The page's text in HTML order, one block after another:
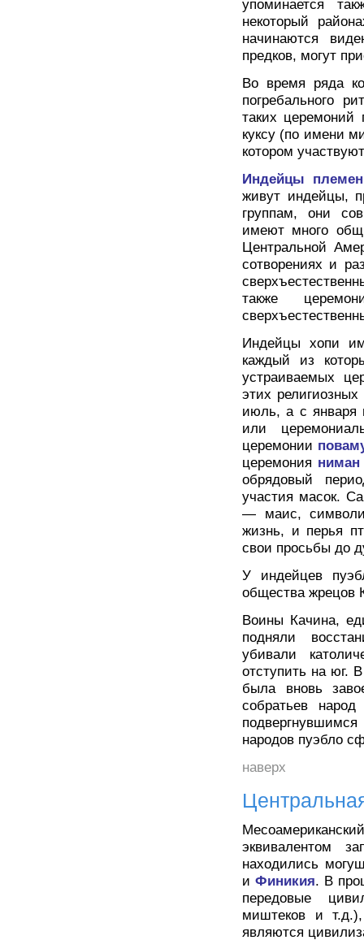
упоминается
некоторый
начинаются
предков, могут
Во время ряда
погребального
таких церемоний
куксу (по имени
котором
Индейцы
живут индейцы,
группам, они
имеют много
Центральной
сотворениях и
также
Индейцы хопи
каждый из
устраиваемых
этих
июль, а с января
или
церемонии
церемония ниман
обрядовый
участия масок.
— маис,
жизнь, и перья
свои просьбы до
У индейцев
общества жрецов
Воины Качина,
подняли
убивали
отступить на юг.
была вновь
собратьев
народов пуэбло
наверх
эквивалентом
находились
и Финикия. В
передовые
миштеков и
являются